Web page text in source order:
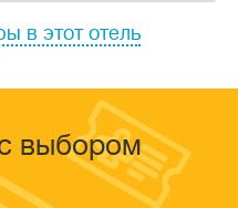
в этот отель
выбором